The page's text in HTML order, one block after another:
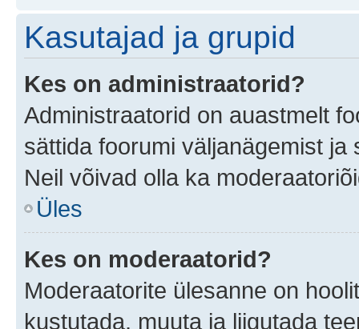
Kasutajad ja grupid
Kes on administraatorid?
Administraatorid on auastmelt
sättida foorumi väljanägemist
Neil võivad olla ka
Üles
Kes on moderaatorid?
Moderaatorite ülesanne on
kustutada, muuta ja liigutada